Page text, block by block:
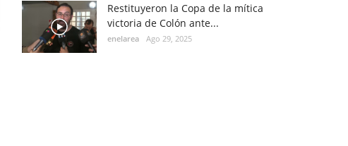
Restituyeron la Copa de la mítica
victoria de Colón ante...
enelarea Ago 29, 2025